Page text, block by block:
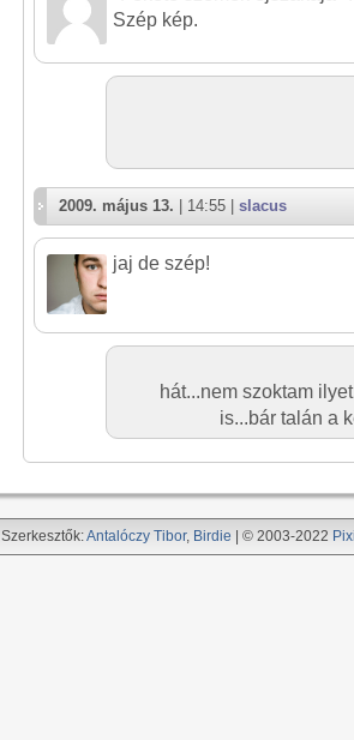
Szép kép.
2009. május 13. | 14:55 | slacus
jaj de szép!
hát...nem szoktam
is...bár talán a
Szerkesztők:Antalóczy Tibor, Birdie | © 2003-2022